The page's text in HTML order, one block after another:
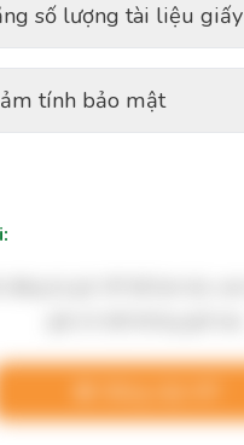
số lượng tài liệu giấy
tính bảo mật